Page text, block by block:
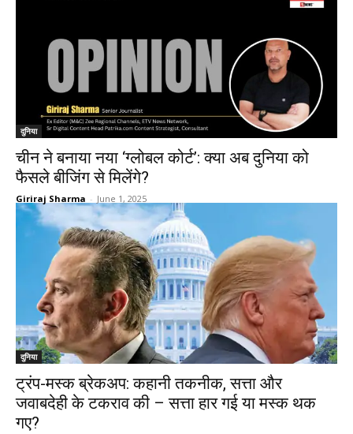
दुनिया
चीन ने बनाया नया ‘ग्लोबल कोर्ट’: क्या अब दुनिया को
फैसले बीजिंग से मिलेंगे?
Giriraj Sharma - June 1, 2025
दुनिया
ट्रंप-मस्क ब्रेकअप: कहानी तकनीक, सत्ता और
जवाबदेही के टकराव की – सत्ता हार गई या मस्क थक
गए?